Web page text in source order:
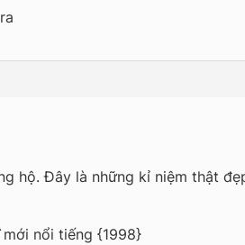
hộ. Đây là những kỉ niệm thật
nổi tiếng {1998}